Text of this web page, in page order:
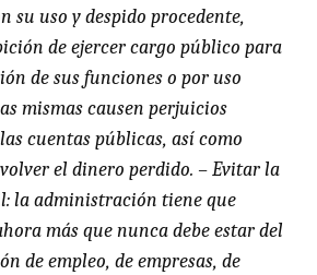
su uso y despido procedente,
de ejercer cargo público para
de sus funciones o por uso
mismas causen perjuicios
cuentas públicas, así como
el dinero perdido. – Evitar la
la administración tiene que
más que nunca debe estar del
de empleo, de empresas, de